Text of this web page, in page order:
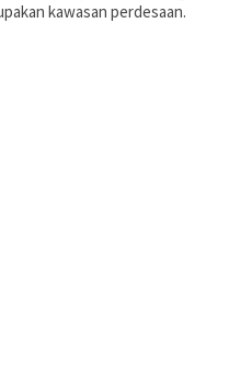
kawasan perdesaan.